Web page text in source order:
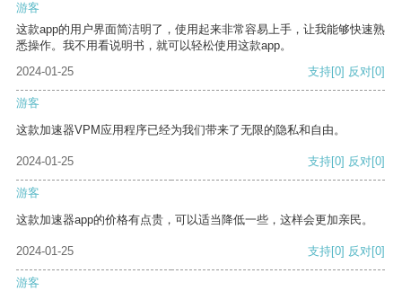
游客
这款app的用户界面简洁明了，使用起来非常容易上手，让我能够快速熟
悉操作。我不用看说明书，就可以轻松使用这款app。
2024-01-25
支持[0] 反对[0]
游客
这款加速器VPM应用程序已经为我们带来了无限的隐私和自由。
2024-01-25 支持[0] 反对[0]
游客
这款加速器app的价格有点贵，可以适当降低一些，这样会更加亲民。
2024-01-25 支持[0] 反对[0]
游客